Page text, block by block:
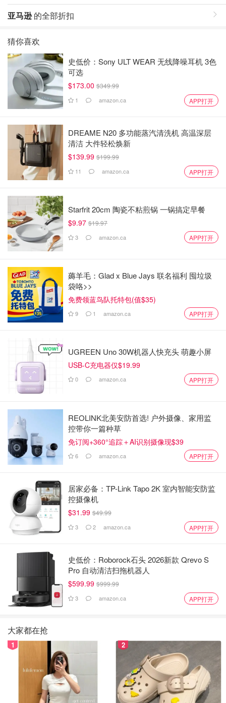
亚马逊的全部折扣
猜你喜欢
史低价：Sony ULT WEAR 无线降噪耳机 3色
可选
$173.00 $349.99
1 amazon.ca APP打开
DREAME N20 多功能蒸汽清洗机 高温深层
清洁 大件轻松焕新
$139.99 $199.99
11 amazon.ca APP打开
Starfrit 20cm 陶瓷不粘煎锅 一锅搞定早餐
$9.97 $19.97
3 amazon.ca APP打开
薅羊毛：Glad x Blue Jays 联名福利 囤垃圾
袋咯>>
免费领蓝鸟队托特包(值$35)
9 1 amazon.ca APP打开
UGREEN Uno 30W机器人快充头 萌趣小屏
USB-C充电器仅$19.99
0 amazon.ca APP打开
REOLINK北美安防首选! 户外摄像、家用监
控带你一篇种草
免订阅+360°追踪＋AI识别摄像现$39
6 amazon.ca APP打开
居家必备：TP-Link Tapo 2K 室内智能安防监
控摄像机
$31.99 $49.99
3 2 amazon.ca APP打开
史低价：Roborock石头 2026新款 Qrevo S
Pro 自动清洁扫拖机器人
$599.99 $999.99
3 amazon.ca APP打开
大家都在抢
1 2